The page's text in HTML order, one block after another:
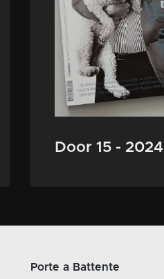
Door 15 - 2024
Porte a Battente